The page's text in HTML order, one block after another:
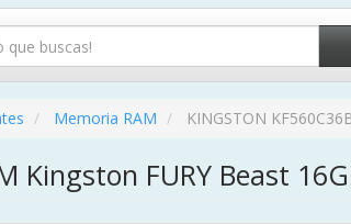
Memoria RAM KINGSTON
Kingston FURY Beast